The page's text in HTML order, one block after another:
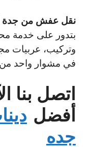
نقل عفش من جدة
بتدور على خدمة
وتركيب، عربيات
في مشوار واحد
اتصل بنا
أفضل
جده